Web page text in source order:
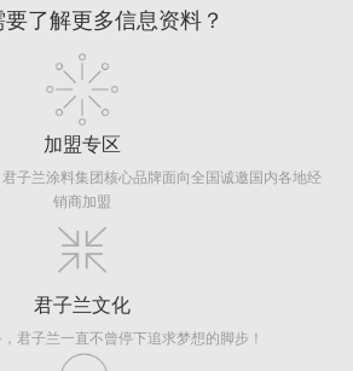
要了解更多信息资料？
加盟专区
子兰涂料集团核心品牌面向全国诚邀国内各地经
销商加盟
君子兰文化
君子兰一直不曾停下追求梦想的脚步！